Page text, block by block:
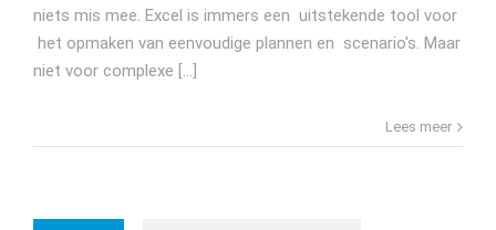
niets mis mee. Excel is immers een uitstekende tool voor
het opmaken van eenvoudige plannen en scenario's. Maar
niet voor complexe [...]
Lees meer